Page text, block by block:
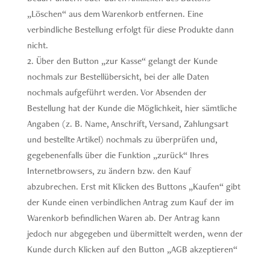
„Löschen“ aus dem Warenkorb entfernen. Eine
verbindliche Bestellung erfolgt für diese Produkte dann
nicht.
Über den Button „zur Kasse“ gelangt der Kunde
nochmals zur Bestellübersicht, bei der alle Daten
nochmals aufgeführt werden. Vor Absenden der
Bestellung hat der Kunde die Möglichkeit, hier sämtliche
Angaben (z. B. Name, Anschrift, Versand, Zahlungsart
und bestellte Artikel) nochmals zu überprüfen und,
gegebenenfalls über die Funktion „zurück“ Ihres
Internetbrowsers, zu ändern bzw. den Kauf
abzubrechen. Erst mit Klicken des Buttons „Kaufen“ gibt
der Kunde einen verbindlichen Antrag zum Kauf der im
Warenkorb befindlichen Waren ab. Der Antrag kann
jedoch nur abgegeben und übermittelt werden, wenn der
Kunde durch Klicken auf den Button „AGB akzeptieren“